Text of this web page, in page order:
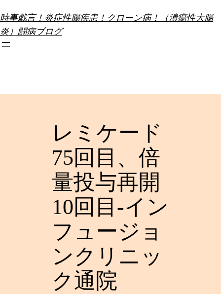
容
を
ス
時事戯言！炎症性腸疾患！クローン病！（潰瘍性大腸
炎）闘病ブログ
レミケード
75回目、倍
量投与再開
10回目-イン
フュージョ
ンクリニッ
ク通院